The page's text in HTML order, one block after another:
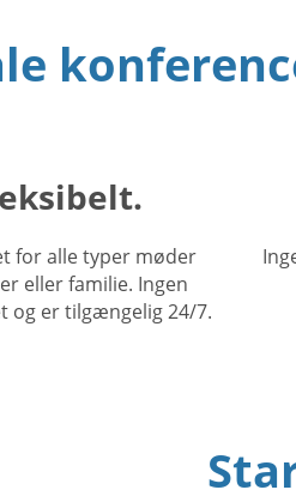
for alle typer møder
eller familie. Ingen
og er tilgængelig 24/7.